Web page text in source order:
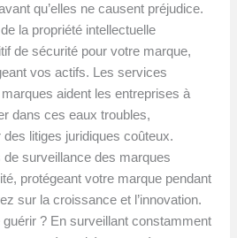
qu’elles ne causent préjudice.
la propriété intellectuelle
de sécurité pour votre marque,
vos actifs. Les services
aident les entreprises à
dans ces eaux troubles,
litiges juridiques coûteux.
surveillance des marques
protégeant votre marque pendant
sur la croissance et l’innovation.
? En surveillant constamment